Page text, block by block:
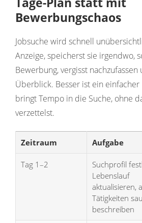
Bewerbungschaos
Jobsuche wird schnell
Anzeige, speicherst sie irgendwo,
Bewerbung, vergisst
Überblick. Besser ist ein einfacher
bringt Tempo in die Suche, ohne
verzettelst.
Zeitraum Aufgabe
Tag 1–2
Suchprofil
Lebenslauf
aktualisieren,
Tätigkeiten
beschreiben